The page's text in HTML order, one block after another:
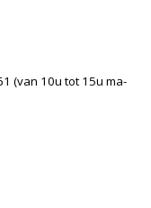
(van 10u tot 15u ma-